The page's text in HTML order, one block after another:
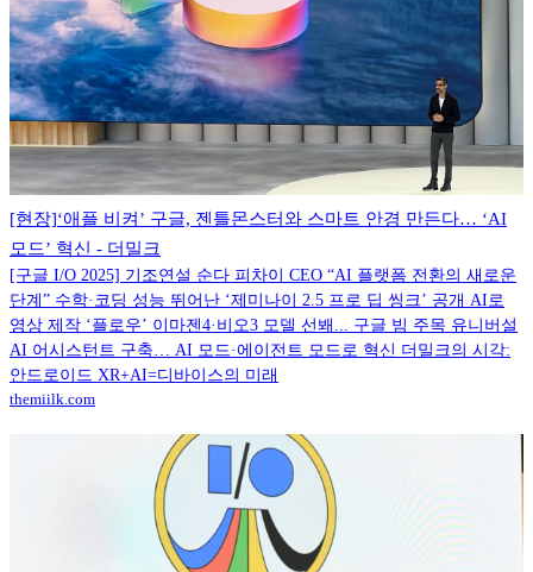
[현장]‘애플 비켜’ 구글, 젠틀몬스터와 스마트 안경 만든다… ‘AI
모드’ 혁신 - 더밀크
[구글 I/O 2025] 기조연설 순다 피차이 CEO “AI 플랫폼 전환의 새로운
단계” 수학·코딩 성능 뛰어난 ‘제미나이 2.5 프로 딥 씽크’ 공개 AI로
영상 제작 ‘플로우’ 이마젠4·비오3 모델 선봬... 구글 빔 주목 유니버설
AI 어시스턴트 구축… AI 모드·에이전트 모드로 혁신 더밀크의 시각:
안드로이드 XR+AI=디바이스의 미래
themiilk.com